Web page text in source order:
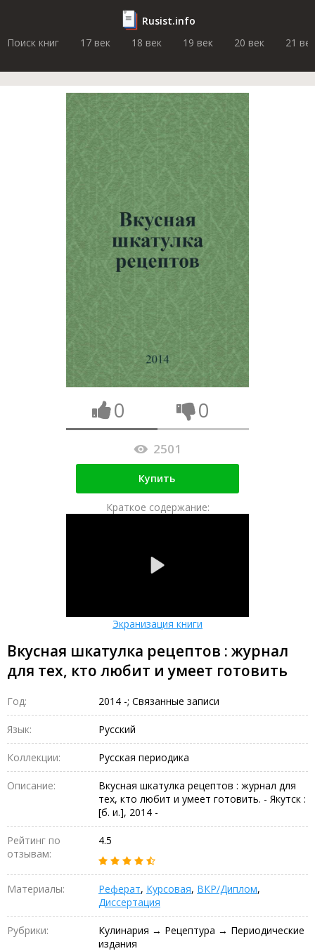
Rusist.info
Поиск книг
17 век 18 век 19 век 20 век 21 век
0 0
2501
Купить
Краткое содержание:
Экранизация книги
Вкусная шкатулка рецептов : журнал
для тех, кто любит и умеет готовить
Год: 2014 -; Связанные записи
Язык: Русский
Коллекции: Русская периодика
Описание:
Вкусная шкатулка рецептов : журнал для
тех, кто любит и умеет готовить. - Якутск :
[б. и.], 2014 -
Рейтинг по
отзывам:
4.5
Материалы: Реферат, Курсовая, ВКР/Диплом,
Диссертация
Рубрики:
Кулинария → Рецептура → Периодические
издания